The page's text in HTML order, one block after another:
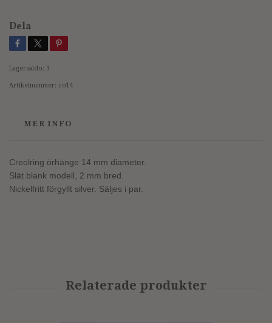
Dela
Lagersaldo: 3
Artikelnummer: co14
MER INFO
Creolring örhänge 14 mm diameter.
Slät blank modell, 2 mm bred.
Nickelfritt förgyllt silver. Säljes i par.